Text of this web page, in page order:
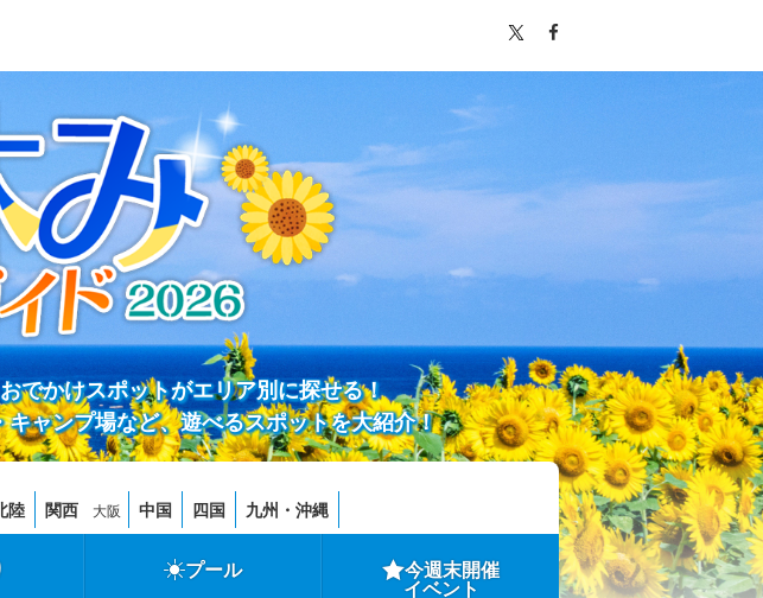
でかけスポットがエリア別に探せる！
ャンプ場など、遊べるスポットを大紹介！
陸 関西 大阪 中国 四国 九州・沖縄
プール 今週末開催
イベント